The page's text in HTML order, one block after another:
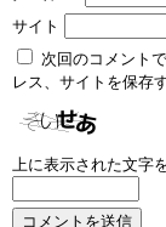
サイト
次回のコメント
レス、サイトを保存す
上に表示された文字